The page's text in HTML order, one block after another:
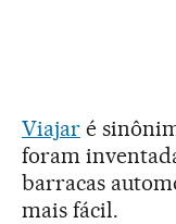
Viajaré
foram
barracas
mais fácil.